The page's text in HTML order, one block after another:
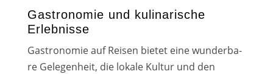
Gastronomie und kulinarische
Erlebnisse
Gastronomie auf Reisen bie­tet eine wun­der­ba­
re Gelegenheit, die loka­le Kultur und den